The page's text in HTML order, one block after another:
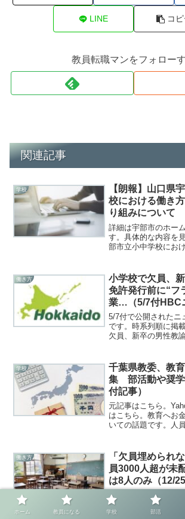
LINE コ
教員転職マンをフォロー
関連記事
学校
【朗報】山口県
校における働き
り組みについて
詳細は宇部市のホー
す。具体的な内容を
部市立小中学校にお
あとでした）。小学
した上で、学校...
働き方
小学校で欠員、
免許発行前に“フ
業…（5/7付HBC
5/7付で公開されたニ
です。時系列順に掲
欠員、新卒の男性教
ないか」の要請 北海
更新）中学校...
学校
千葉県教委、教
集 部活動や奨学
付記事）
元記事はこちら。
はこちら。教育へお
いての話題です。人
間１兆円）になると
（リンクは東洋経済
働き方
「欠員埋められ
員3000人超が
は8人のみ（12/
元記事はこちら教員
下、大学生の非常勤
早期化、教員採用試
ホーム 教員になる 学校 部活